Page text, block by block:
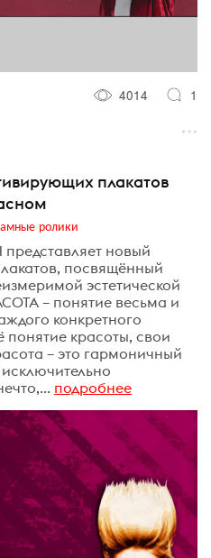
4014 1
плакатов
ролики
новый
посвящённый
эстетической
– понятие весьма и
конкретного
понятие красоты, свои
– это гармоничный
подробнее